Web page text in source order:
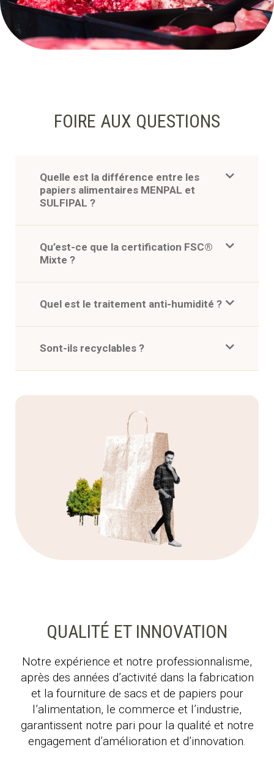
FOIRE AUX QUESTIONS
Quelle est la différence entre les
papiers alimentaires MENPAL et
SULFIPAL ?
Qu’est-ce que la certification FSC®
Mixte ?
Quel est le traitement anti-humidité ?
Sont-ils recyclables ?
QUALITÉ ET INNOVATION
Notre expérience et notre professionnalisme,
après des années d’activité dans la fabrication
et la fourniture de sacs et de papiers pour
l’alimentation, le commerce et l’industrie,
garantissent notre pari pour la qualité et notre
engagement d’amélioration et d’innovation.